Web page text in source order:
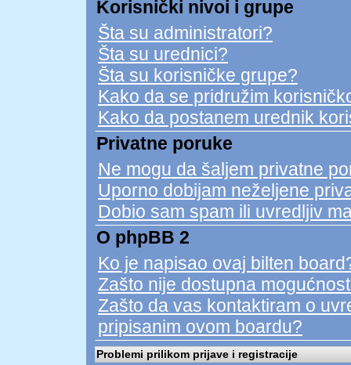
Korisnički nivoi i grupe
Šta su administratori?
Šta su urednici?
Šta su korisničke grupe?
Kako da se pridružim
Kako da postanem urednik
Privatne poruke
Ne mogu da šaljem privatne
Uporno dobijam neželjene
Dobio sam spam ili uvredljiv
O phpBB 2
Ko je napisao ovaj bilten
Zašto nije dostupna
Zašto da vas kontaktiram o
pripisanim ovom boardu?
Problemi prilikom prijave i registracije